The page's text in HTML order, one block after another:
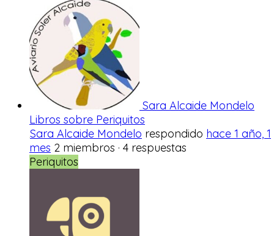
Sara Alcaide Mondelo
Libros sobre Periquitos
Sara Alcaide Mondelo respondido hace 1 año, 1
mes 2 miembros · 4 respuestas
Periquitos